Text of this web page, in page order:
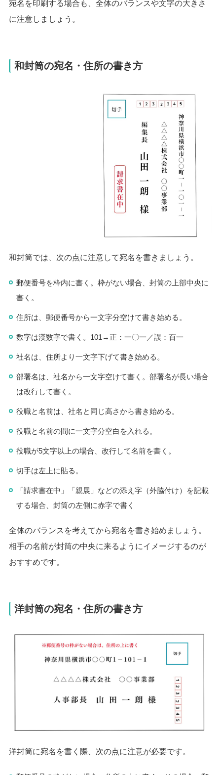
宛名を印刷する場合も、全体のバランスや文字の大きさ
に注意しましょう。
和封筒の宛名・住所の書き方
和封筒では、次の点に注意して宛名を書きましょう。
郵便番号を枠内に書く。枠がない場合、封筒の上部中央に
書く。
住所は、郵便番号から一文字分空けて書き始める。
数字は漢数字で書く。101→正：一〇一／誤：百一
社名は、住所より一文字下げて書き始める。
部署名は、社名から一文字空けて書く。部署名が長い場合
は改行して書く。
役職と名前は、社名と同じ高さから書き始める。
役職と名前の間に一文字分空白を入れる。
役職が5文字以上の場合、改行して名前を書く。
切手は左上に貼る。
「請求書在中」「親展」などの添え字（外脇付け）を記載
する場合、封筒の左側に赤字で書く
全体のバランスを考えてから宛名を書き始めましょう。
相手の名前が封筒の中央に来るようにイメージするのが
おすすめです。
洋封筒の宛名・住所の書き方
洋封筒に宛名を書く際、次の点に注意が必要です。